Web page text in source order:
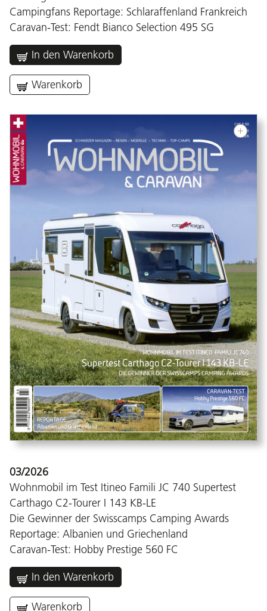
Campingfans Reportage: Schlaraffenland Frankreich
Caravan-Test: Fendt Bianco Selection 495 SG
In den Warenkorb
Warenkorb
03/2026
Wohnmobil im Test Itineo Famili JC 740 Supertest
Carthago C2-Tourer I 143 KB-LE
Die Gewinner der Swisscamps Camping Awards
Reportage: Albanien und Griechenland
Caravan-Test: Hobby Prestige 560 FC
In den Warenkorb
Warenkorb